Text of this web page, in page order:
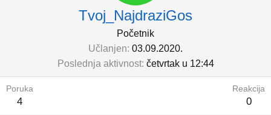
Tvoj_NajdraziGos
Početnik
Učlanjen 03.09.2020.
Poslednja aktivnost četvrtak u 12:44
Poruka
4
Reakcija
0